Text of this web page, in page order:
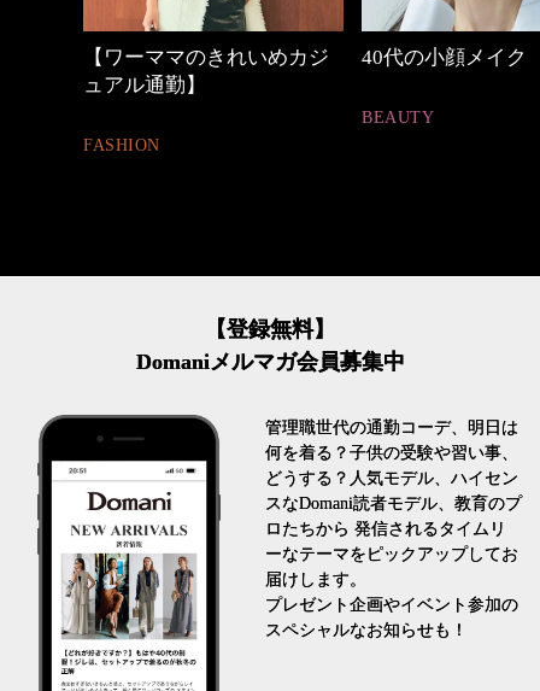
【ワーママのきれいめカジ
ュアル通勤】
FASHION
40代の小顔メイク
BEAUTY
【登録無料】
Domaniメルマガ会員募集中
管理職世代の通勤コーデ、明日は
何を着る？子供の受験や習い事、
どうする？人気モデル、ハイセン
スなDomani読者モデル、教育のプ
ロたちから 発信されるタイムリ
ーなテーマをピックアップしてお
届けします。
プレゼント企画やイベント参加の
スペシャルなお知らせも！